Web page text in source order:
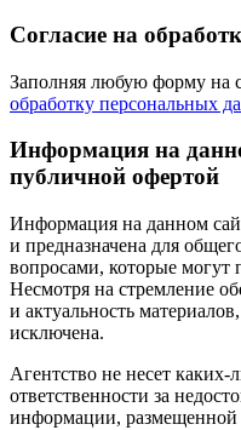
Согласие на
Заполняя любую форму на
обработку персональных
Информация на
публичной офертой
Информация на данном
и предназначена для
вопросами, которые могут
Несмотря на стремление
и актуальность
исключена.
Агентство не несет каких-
ответственности за
информации, размещенной